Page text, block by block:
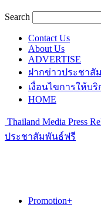
Search
Contact Us
About Us
ADVERTISE
ฝากข่าวประชาสั
เงื่อนไขการให้บริ
HOME
Thailand Media Press
ประชาสัมพันธ์ฟรี
Promotion+